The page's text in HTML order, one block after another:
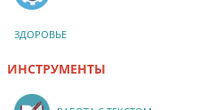
ЗДОРОВЬЕ
ИНСТРУМЕНТЫ